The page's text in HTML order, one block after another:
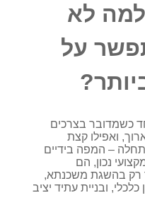
לא
על
כשמדובר בצרכים
ואפילו קצת
– המפה בידיים
נכון, הם
רק בהשגת משכנתא,
ובניית עתיד יציב